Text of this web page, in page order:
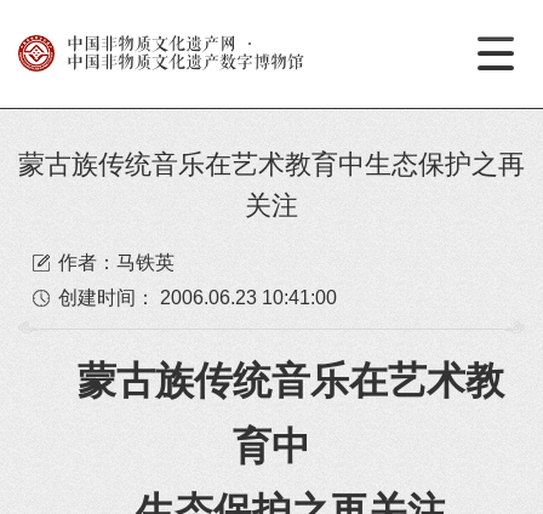
中国非物质文化遗产网
·
中国非物质文化遗产数字博物馆
蒙古族传统音乐在艺术教育中生态保护之再
关注
作者：马铁英
创建时间：
2006.06.23 10:41:00
蒙古族传统音乐在艺术教
育中